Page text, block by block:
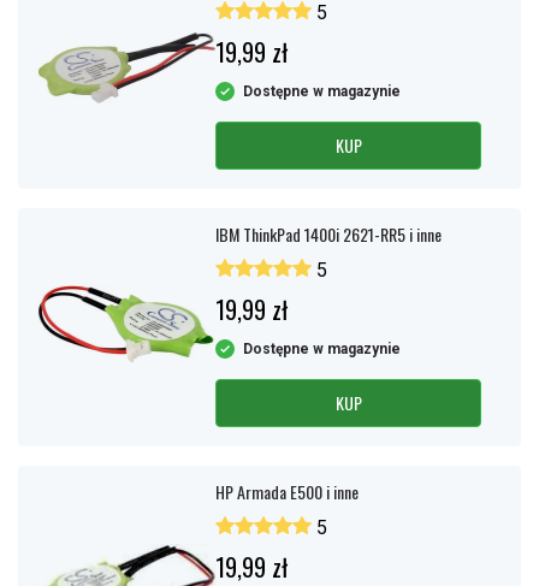
5
19,99 zł
Dostępne w magazynie
KUP
IBM ThinkPad 1400i 2621-RR5 i inne
5
19,99 zł
Dostępne w magazynie
KUP
HP Armada E500 i inne
5
19,99 zł